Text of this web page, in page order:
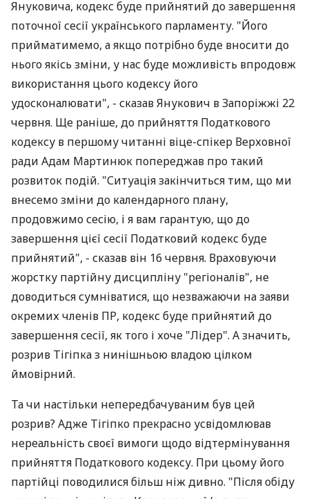
Януковича, кодекс буде прийнятий до завершення
поточної сесії українського парламенту. "Його
прийматимемо, а якщо потрібно буде вносити до
нього якісь зміни, у нас буде можливість впродовж
використання цього кодексу його
удосконалювати", - сказав Янукович в Запоріжжі 22
червня. Ще раніше, до прийняття Податкового
кодексу в першому читанні віце-спікер Верховної
ради Адам Мартинюк попереджав про такий
розвиток подій. "Ситуація закінчиться тим, що ми
внесемо зміни до календарного плану,
продовжимо сесію, і я вам гарантую, що до
завершення цієї сесії Податковий кодекс буде
прийнятий", - сказав він 16 червня. Враховуючи
жорстку партійну дисципліну "регіоналів", не
доводиться сумніватися, що незважаючи на заяви
окремих членів ПР, кодекс буде прийнятий до
завершення сесії, як того і хоче "Лідер". А значить,
розрив Тігіпка з нинішньою владою цілком
ймовірний.
Та чи настільки непередбачуваним був цей
розрив? Адже Тігіпко прекрасно усвідомлював
нереальність своєї вимоги щодо відтермінування
прийняття Податкового кодексу. При цьому його
партійці поводилися більш ніж дивно. "Після обіду